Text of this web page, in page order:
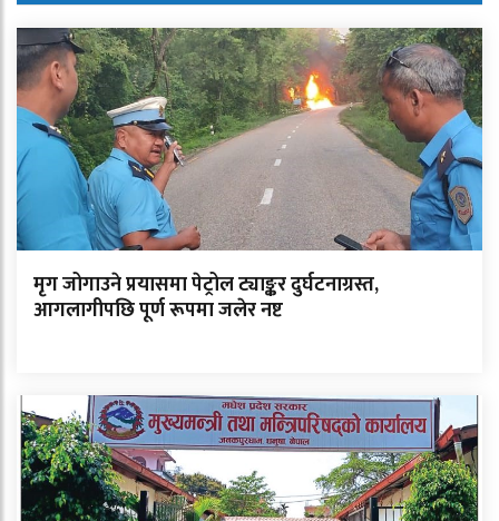
मृग जोगाउने प्रयासमा पेट्रोल ट्याङ्कर दुर्घटनाग्रस्त,
आगलागीपछि पूर्ण रूपमा जलेर नष्ट